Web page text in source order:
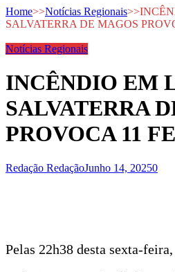
Home>>Notícias Regionais>>
SALVATERRA DE MAGOS
Notícias Regionais
INCÊNDIO EM
SALVATERRA
PROVOCA 11
Redação RedaçãoJunho 14, 20250
Pelas 22h38 desta sexta-